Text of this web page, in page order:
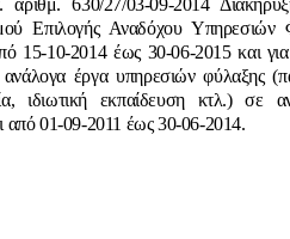
αριθμ. 630/27/03-09-2014
Επιλογής Αναδόχου
15-10-2014 έως 30-06-2015 και
έργα υπηρεσιών φύλαξης
ιδιωτική εκπαίδευση κτλ.) σε
από 01-09-2011 έως 30-06-2014.